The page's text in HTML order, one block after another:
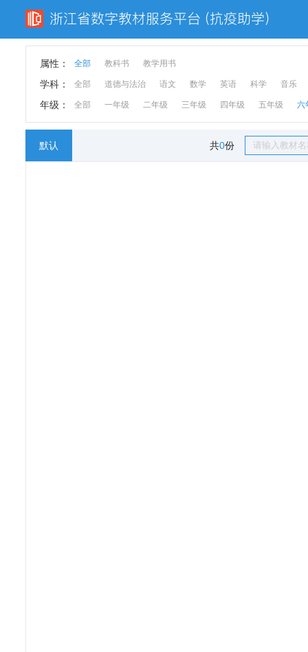
属性： 全部 教科书 教学用书
学科： 全部 道德与法治 语文 数学 英语 科学 音乐
年级： 全部 一年级 二年级 三年级 四年级 五年级 六
默认 共0份